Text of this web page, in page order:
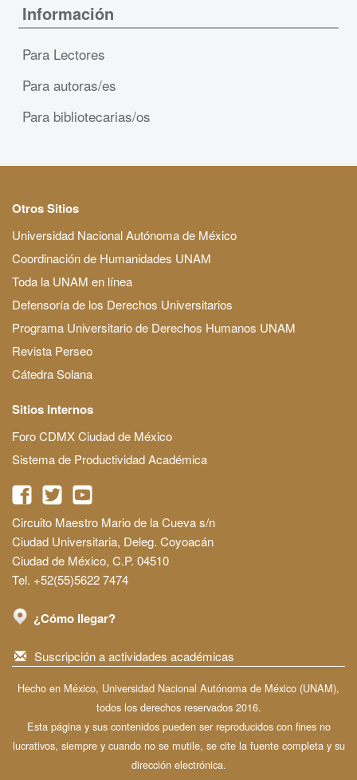
Información
Para Lectores
Para autoras/es
Para bibliotecarias/os
Otros Sitios
Universidad Nacional Autónoma de México
Coordinación de Humanidades UNAM
Toda la UNAM en línea
Defensoría de los Derechos Universitarios
Programa Universitario de Derechos Humanos UNAM
Revista Perseo
Cátedra Solana
Sitios Internos
Foro CDMX Ciudad de México
Sistema de Productividad Académica
Circuito Maestro Mario de la Cueva s/n
Ciudad Universitaria, Deleg. Coyoacán
Ciudad de México, C.P. 04510
Tel. +52(55)5622 7474
¿Cómo llegar?
Suscripción a actividades académicas
Hecho en México, Universidad Nacional Autónoma de México (UNAM),
todos los derechos reservados 2016.
Esta página y sus contenidos pueden ser reproducidos con fines no
lucrativos, siempre y cuando no se mutile, se cite la fuente completa y su
dirección electrónica.